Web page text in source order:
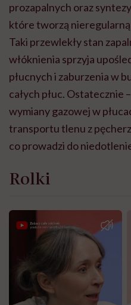
prozapalnych oraz
które tworzą
Taki przewlekły stan
włóknienia sprzyja
płucnych i zaburzenia w
całych płuc. Ostatecznie
wymiany gazowej w
transportu tlenu z
co prowadzi do
Rolki